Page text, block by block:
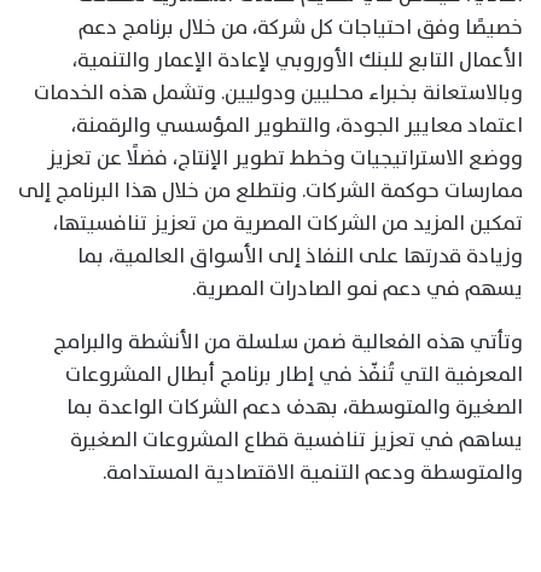
خصيصًا وفق احتياجات كل شركة، من خلال برنامج دعم
الأعمال التابع للبنك الأوروبي لإعادة الإعمار والتنمية،
وبالاستعانة بخبراء محليين ودوليين. وتشمل هذه الخدمات
اعتماد معايير الجودة، والتطوير المؤسسي والرقمنة،
ووضع الاستراتيجيات وخطط تطوير الإنتاج، فضلًا عن تعزيز
ممارسات حوكمة الشركات. ونتطلع من خلال هذا البرنامج إلى
تمكين المزيد من الشركات المصرية من تعزيز تنافسيتها،
وزيادة قدرتها على النفاذ إلى الأسواق العالمية، بما
يسهم في دعم نمو الصادرات المصرية.
وتأتي هذه الفعالية ضمن سلسلة من الأنشطة والبرامج
المعرفية التي تُنفّذ في إطار برنامج أبطال المشروعات
الصغيرة والمتوسطة، بهدف دعم الشركات الواعدة بما
يساهم في تعزيز تنافسية قطاع المشروعات الصغيرة
والمتوسطة ودعم التنمية الاقتصادية المستدامة.